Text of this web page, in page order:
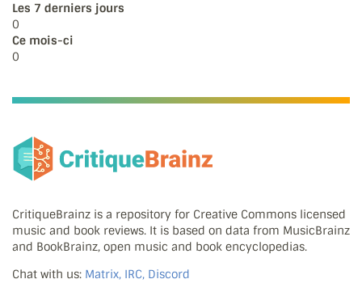
Les 7 derniers jours
0
Ce mois-ci
0
CritiqueBrainz is a repository for Creative Commons licensed
music and book reviews. It is based on data from MusicBrainz
and BookBrainz, open music and book encyclopedias.
Chat with us: Matrix, IRC, Discord